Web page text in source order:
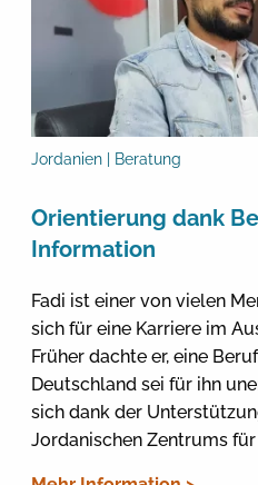
Jordanien | Beratung
Orientierung dank
Information
Fadi ist einer von vielen
sich für eine Karriere im
Früher dachte er, eine
Deutschland sei für ihn
sich dank der
Jordanischen Zentrums